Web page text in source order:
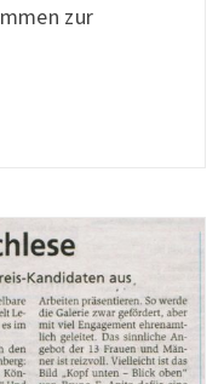
zur